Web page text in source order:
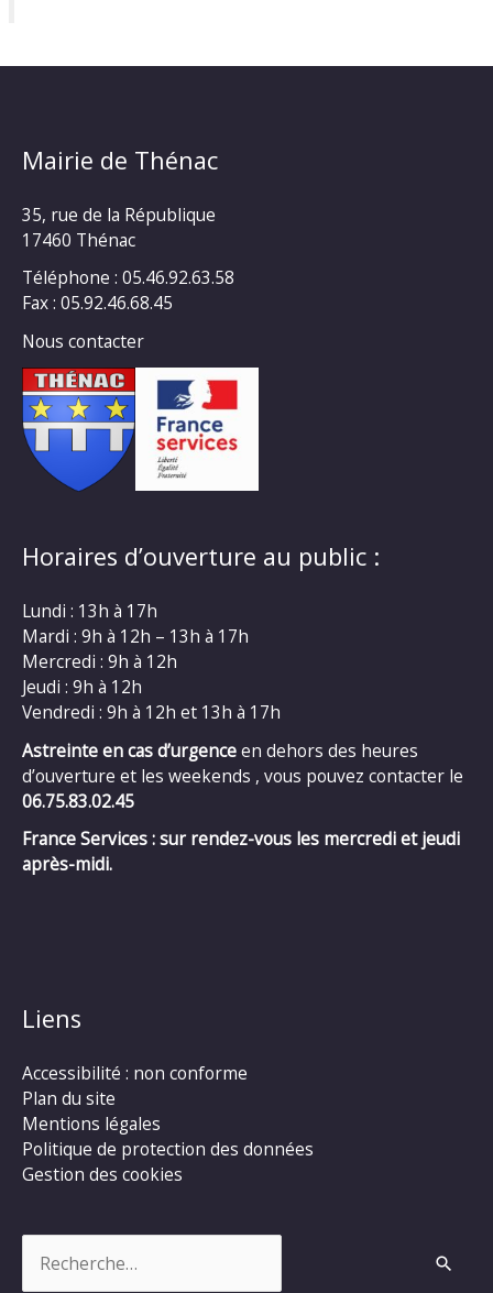
Mairie de Thénac
35, rue de la République
17460 Thénac
Téléphone : 05.46.92.63.58
Fax : 05.92.46.68.45
Nous contacter
Horaires d’ouverture au public :
Lundi : 13h à 17h
Mardi : 9h à 12h – 13h à 17h
Mercredi : 9h à 12h
Jeudi : 9h à 12h
Vendredi : 9h à 12h et 13h à 17h
Astreinte en cas d’urgenceen dehors des heures
d’ouverture et les weekends , vous pouvez contacter le
06.75.83.02.45
France Services : sur rendez-vous les mercredi et jeudi
après-midi.
Liens
Accessibilité : non conforme
Plan du site
Mentions légales
Politique de protection des données
Gestion des cookies